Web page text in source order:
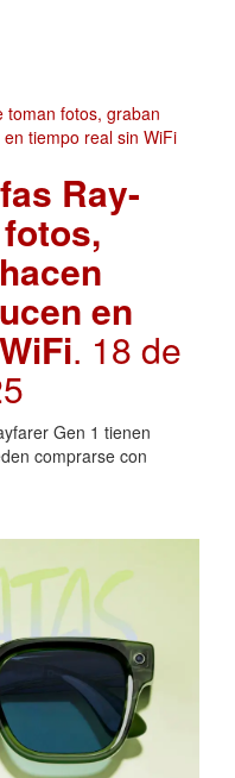
Ray-
en
. 18 de
Gen 1 tienen
comprarse con